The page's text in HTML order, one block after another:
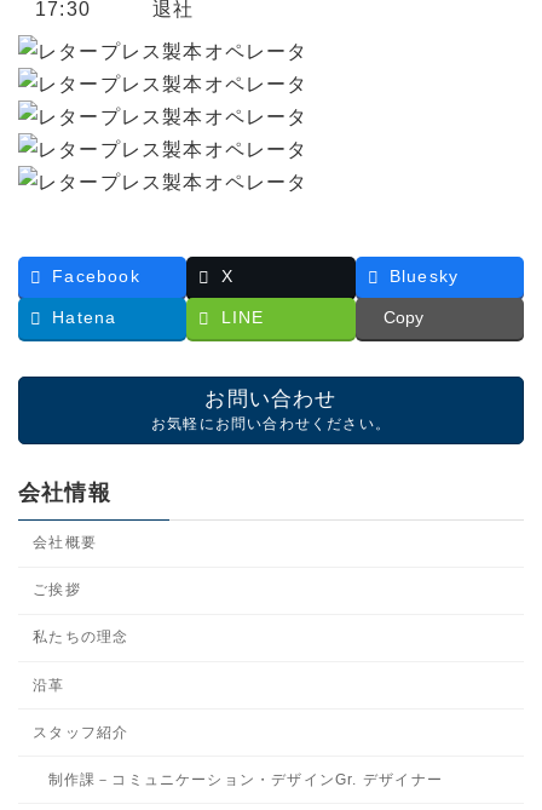
17:30 退社
Facebook X Bluesky
Hatena LINE Copy
お問い合わせ
お気軽にお問い合わせください。
会社情報
会社概要
ご挨拶
私たちの理念
沿革
スタッフ紹介
制作課－コミュニケーション・デザインGr. デザイナー